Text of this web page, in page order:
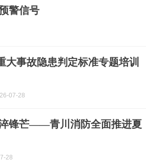
警信号
大事故隐患判定标准专题培训
07-28
锋芒——青川消防全面推进夏
28